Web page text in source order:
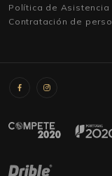
Política de Asistencia
Contratación de